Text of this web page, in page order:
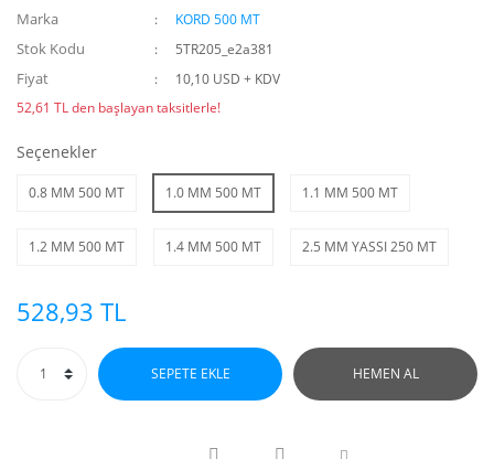
Marka KORD 500 MT
Stok Kodu 5TR205_e2a381
Fiyat
10,10 USD + KDV
52,61 TL den başlayan taksitlerle!
Seçenekler
0.8 MM 500 MT 1.0 MM 500 MT 1.1 MM 500 MT
1.2 MM 500 MT 1.4 MM 500 MT 2.5 MM YASSI 250 MT
528,93 TL
SEPETE EKLE HEMEN AL